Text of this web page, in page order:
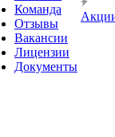
Команда
Отзывы
Вакансии
Лицензии
Документы